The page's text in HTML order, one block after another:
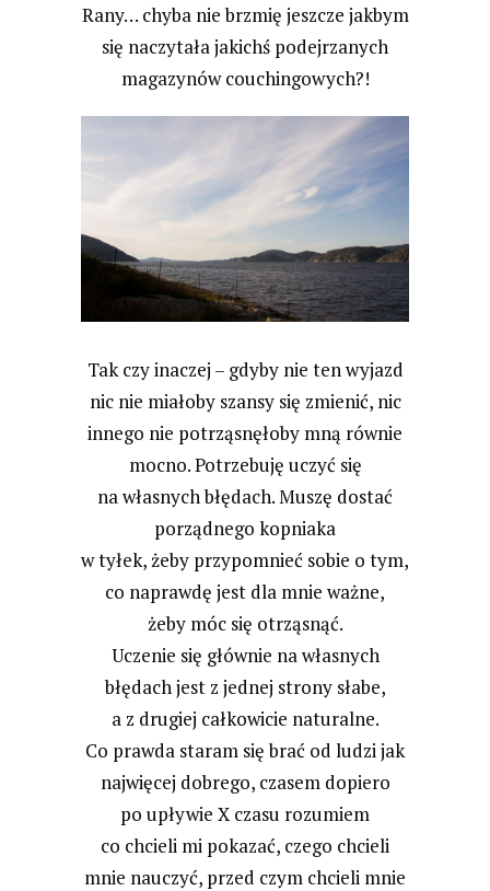
Rany… chyba nie brzmię jeszcze jakbym
się naczytała jakichś podejrzanych
magazynów couchingowych?!
Tak czy inaczej – gdyby nie ten wyjazd
nic nie miałoby szansy się zmienić, nic
innego nie potrząsnęłoby mną równie
mocno. Potrzebuję uczyć się
na własnych błędach. Muszę dostać
porządnego kopniaka
w tyłek, żeby przypomnieć sobie o tym,
co naprawdę jest dla mnie ważne,
żeby móc się otrząsnąć.
Uczenie się głównie na własnych
błędach jest z jednej strony słabe,
a z drugiej całkowicie naturalne.
Co prawda staram się brać od ludzi jak
najwięcej dobrego, czasem dopiero
po upływie X czasu rozumiem
co chcieli mi pokazać, czego chcieli
mnie nauczyć, przed czym chcieli mnie